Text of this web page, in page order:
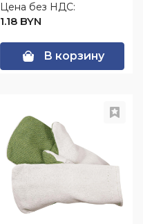
Цена без НДС:
1.18 BYN
В корзину